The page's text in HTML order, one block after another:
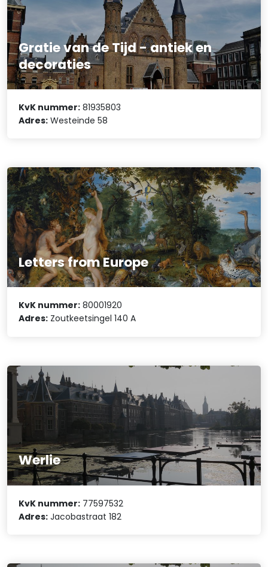
Gratie van de Tijd - antiek en
decoraties
KvK nummer: 81935803
Adres: Westeinde 58
Letters from Europe
KvK nummer: 80001920
Adres: Zoutkeetsingel 140 A
Werlie
KvK nummer: 77597532
Adres: Jacobastraat 182